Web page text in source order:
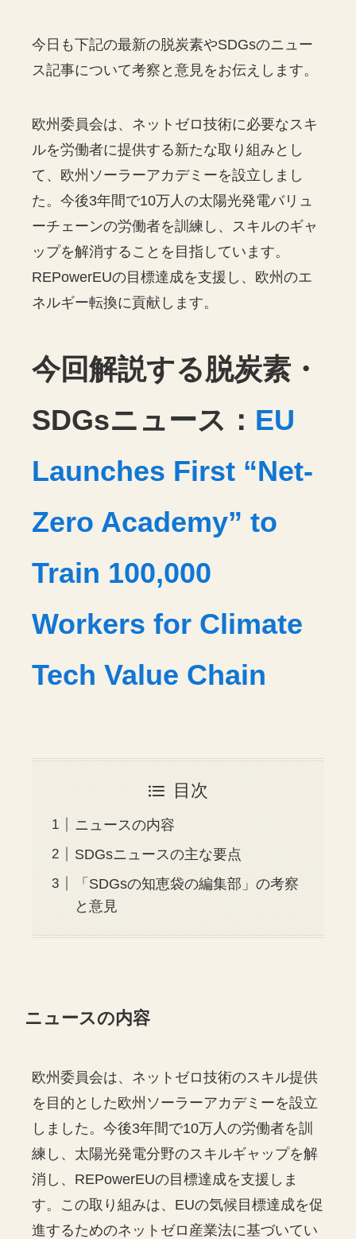
今日も下記の最新の脱炭素やSDGsのニュー
ス記事について考察と意見をお伝えします。
欧州委員会は、ネットゼロ技術に必要なスキ
ルを労働者に提供する新たな取り組みとし
て、欧州ソーラーアカデミーを設立しまし
た。今後3年間で10万人の太陽光発電バリュ
ーチェーンの労働者を訓練し、スキルのギャ
ップを解消することを目指しています。
REPowerEUの目標達成を支援し、欧州のエ
ネルギー転換に貢献します。
今回解説する脱炭素・
SDGsニュース： EU
Launches First “Net-
Zero Academy” to
Train 100,000
Workers for Climate
Tech Value Chain
目次
ニュースの内容
SDGsニュースの主な要点
「SDGsの知恵袋の編集部」の考察
と意見
ニュースの内容
欧州委員会は、ネットゼロ技術のスキル提供
を目的とした欧州ソーラーアカデミーを設立
しました。今後3年間で10万人の労働者を訓
練し、太陽光発電分野のスキルギャップを解
消し、REPowerEUの目標達成を支援しま
す。この取り組みは、EUの気候目標達成を促
進するためのネットゼロ産業法に基づいてい